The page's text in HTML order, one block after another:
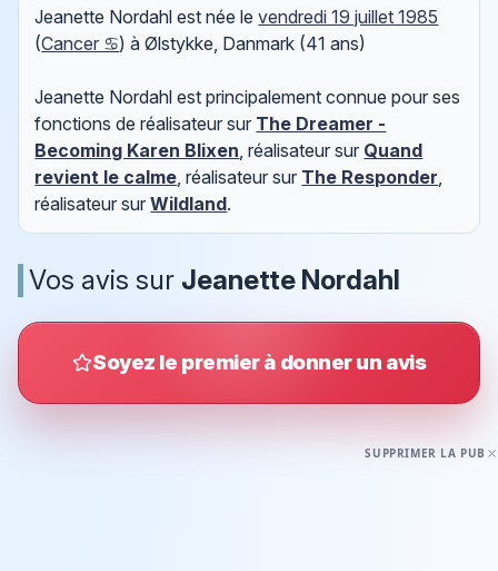
Jeanette Nordahl est née levendredi 19 juillet 1985
(Cancer ♋) à Ølstykke, Danmark (41 ans)
Jeanette Nordahl est principalement connue pour ses
fonctions de réalisateur sur The Dreamer -
Becoming Karen Blixen, réalisateur sur Quand
revient le calme, réalisateur sur The Responder,
réalisateur surWildland.
Vos avis sur Jeanette Nordahl
Soyez le premier à donner un avis
SUPPRIMER LA PUB